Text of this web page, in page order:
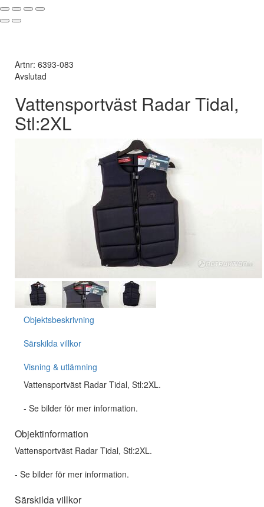
Artnr: 6393-083
Avslutad
Vattensportväst Radar Tidal,
Stl:2XL
Objektsbeskrivning
Särskilda villkor
Visning & utlämning
Vattensportväst Radar Tidal, Stl:2XL.
- Se bilder för mer information.
Objektinformation
Vattensportväst Radar Tidal, Stl:2XL.
- Se bilder för mer information.
Särskilda villkor